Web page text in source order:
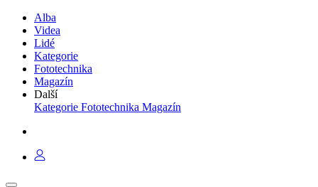
Alba
Videa
Lidé
Kategorie
Fototechnika
Magazín
Další
Kategorie Fototechnika Magazín